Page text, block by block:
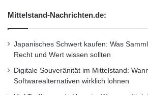
Mittelstand-Nachrichten.de:
Japanisches Schwert kaufen: Was
Recht und Wert wissen sollten
Digitale Souveränität im Mittelstand:
Softwarealternativen wirklich lohnen